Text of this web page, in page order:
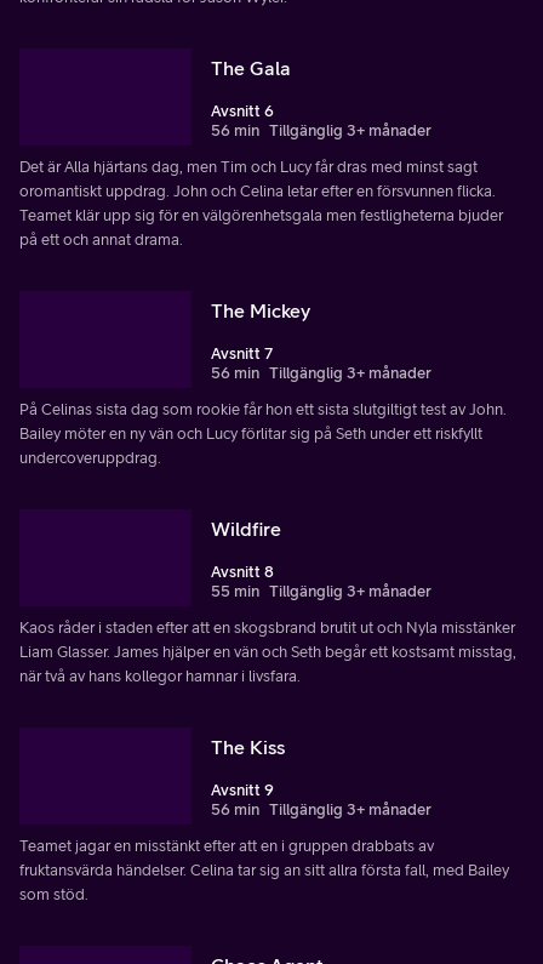
The Gala
Avsnitt 6
56 min Tillgänglig 3+ månader
Det är Alla hjärtans dag, men Tim och Lucy får dras med minst sagt
oromantiskt uppdrag. John och Celina letar efter en försvunnen flicka.
Teamet klär upp sig för en välgörenhetsgala men festligheterna bjuder
på ett och annat drama.
The Mickey
Avsnitt 7
56 min Tillgänglig 3+ månader
På Celinas sista dag som rookie får hon ett sista slutgiltigt test av John.
Bailey möter en ny vän och Lucy förlitar sig på Seth under ett riskfyllt
undercoveruppdrag.
Wildfire
Avsnitt 8
55 min Tillgänglig 3+ månader
Kaos råder i staden efter att en skogsbrand brutit ut och Nyla misstänker
Liam Glasser. James hjälper en vän och Seth begår ett kostsamt misstag,
när två av hans kollegor hamnar i livsfara.
The Kiss
Avsnitt 9
56 min Tillgänglig 3+ månader
Teamet jagar en misstänkt efter att en i gruppen drabbats av
fruktansvärda händelser. Celina tar sig an sitt allra första fall, med Bailey
som stöd.